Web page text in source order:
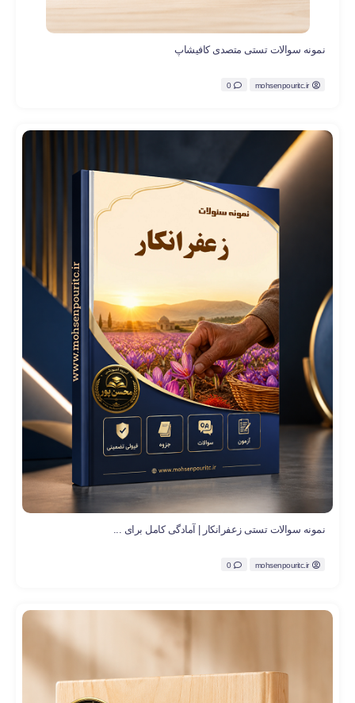
نمونه سوالات تستی متصدی کافیشاپ
mohsenpouritc.ir
0
نمونه سوالات تستی زعفرانکار | آمادگی کامل برای ...
mohsenpouritc.ir
0